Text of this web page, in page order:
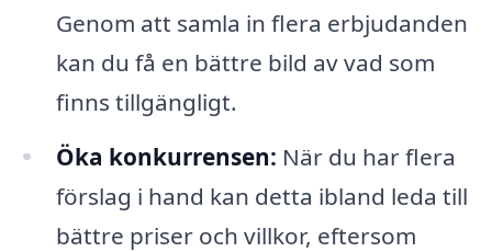
Genom att samla in flera erbjudanden
kan du få en bättre bild av vad som
finns tillgängligt.
Öka konkurrensen: När du har flera
förslag i hand kan detta ibland leda till
bättre priser och villkor, eftersom